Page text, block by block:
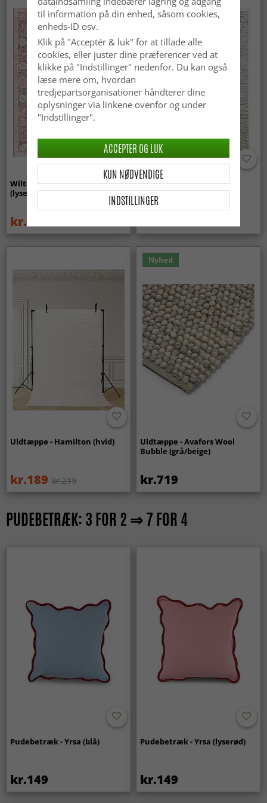
Wilton-tæppe - Gombalia
(lyserød)
kr.329
Uldtæppe - Avafors Wool
Bubble (natural)
Uldtæppe - Hamilton (hvid)
kr.189 kr.219
Nyhed
Uldtæppe - Avafors Wool
Bubble (grå/beige)
kr.719
PUDEBETRÆK: 3 FOR 2 ⇒ 7 FOR 4
Pudebetræk - Yrsa (blå)
kr.149
Pudebetræk - Yrsa (lyserød)
kr.149
til information på din enhed, såsom cookies,
enheds-ID osv.
Klik på "Acceptér & luk" for at tillade alle
cookies, eller juster dine præferencer ved at
klikke på "Indstillinger" nedenfor. Du kan også
læse mere om, hvordan
tredjepartsorganisationer håndterer dine
oplysninger via linkene ovenfor og under
"Indstillinger".
INDSTILLINGER
KUN NØDVENDIGE
ACCEPTER OG LUK